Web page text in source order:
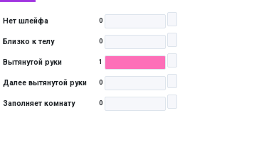
Нет шлейфа 0
Близко к телу 0
Вытянутой руки 1
Далее вытянутой руки 0
Заполняет комнату 0